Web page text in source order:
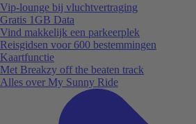
Vip-lounge bij vluchtvertraging
Gratis 1GB Data
Vind makkelijk een parkeerplek
Reisgidsen voor 600 bestemmingen
Kaartfunctie
Met Breakzy off the beaten track
Alles over My Sunny Ride